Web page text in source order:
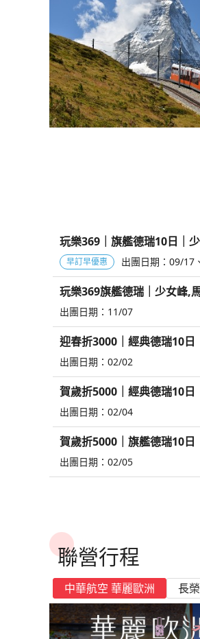
玩樂369｜旗艦德瑞10日｜
早訂早優惠 出團日期： 09/17
玩樂369旗艦德瑞｜少女峰,
出團日期： 11/07
迎春折3000｜經典德瑞10
出團日期： 02/02
賀歲折5000｜經典德瑞10
出團日期： 02/04
賀歲折5000｜旗艦德瑞10
出團日期： 02/05
聯營行程
中華航空 華麗歐洲
長